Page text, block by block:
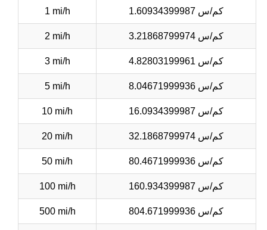
1 mi/h 1.60934399987 كم/س
2 mi/h 3.21868799974 كم/س
3 mi/h 4.82803199961 كم/س
5 mi/h 8.04671999936 كم/س
10 mi/h 16.0934399987 كم/س
20 mi/h 32.1868799974 كم/س
50 mi/h 80.4671999936 كم/س
100 mi/h 160.934399987 كم/س
500 mi/h 804.671999936 كم/س